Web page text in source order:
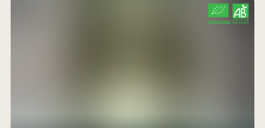
CERTIFIÉ PAR FR-BIO-01
AGRICULTURE FRANCE